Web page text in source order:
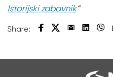
Istorijski zabavnik“
Share: